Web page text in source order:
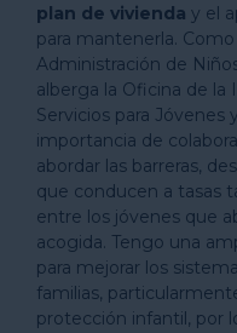
plan de vivienda y el
para mantenerla.
Administración de
alberga la Oficina de la
Servicios para Jóvenes
importancia de
abordar las barreras,
que conducen a tasas
entre los jóvenes que
acogida. Tengo una
para mejorar los
familias,
protección infantil, por